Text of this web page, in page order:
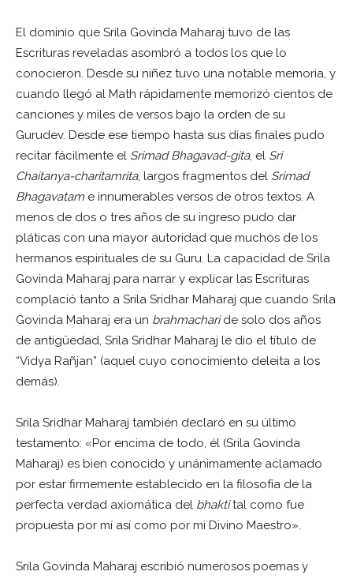
El dominio que Srila Govinda Maharaj tuvo de las
Escrituras reveladas asombró a todos los que lo
conocieron. Desde su niñez tuvo una notable memoria, y
cuando llegó al Math rápidamente memorizó cientos de
canciones y miles de versos bajo la orden de su
Gurudev. Desde ese tiempo hasta sus días finales pudo
recitar fácilmente el Srimad Bhagavad-gita, el Sri
Chaitanya-charitamrita, largos fragmentos del Srimad
Bhagavatam e innumerables versos de otros textos. A
menos de dos o tres años de su ingreso pudo dar
pláticas con una mayor autoridad que muchos de los
hermanos espirituales de su Guru. La capacidad de Srila
Govinda Maharaj para narrar y explicar las Escrituras
complació tanto a Srila Sridhar Maharaj que cuando Srila
Govinda Maharaj era un brahmacharide solo dos años
de antigüedad, Srila Sridhar Maharaj le dio el título de
“Vidya Rañjan” (aquel cuyo conocimiento deleita a los
demás).
Srila Sridhar Maharaj también declaró en su último
testamento: «Por encima de todo, él (Srila Govinda
Maharaj) es bien conocido y unánimamente aclamado
por estar firmemente establecido en la filosofía de la
perfecta verdad axiomática del bhaktital como fue
propuesta por mí así como por mi Divino Maestro».
Srila Govinda Maharaj escribió numerosos poemas y